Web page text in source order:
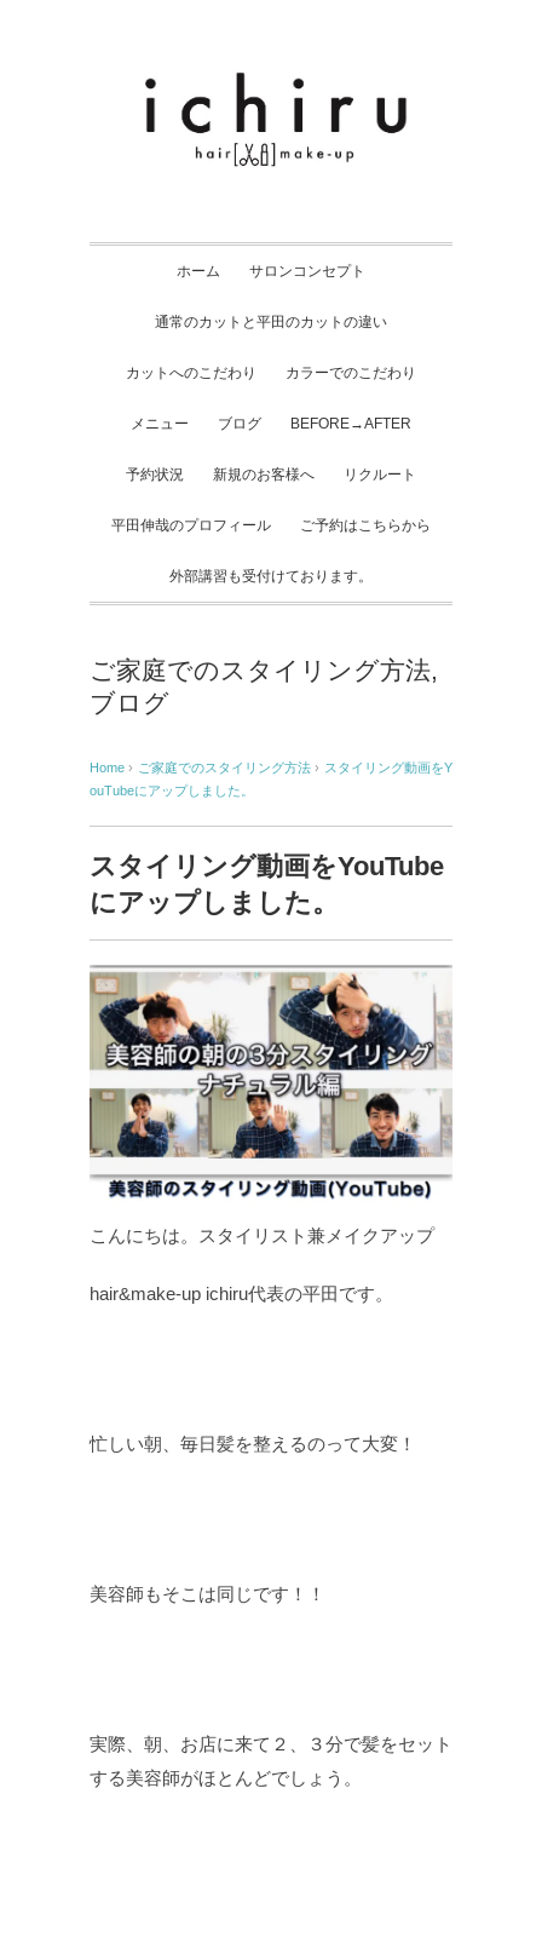
ホーム サロンコンセプト
通常のカットと平田のカットの違い
カットへのこだわり カラーでのこだわり
メニュー ブログ BEFORE→AFTER
予約状況 新規のお客様へ リクルート
平田伸哉のプロフィール ご予約はこちらから
外部講習も受付けております。
ご家庭でのスタイリング方法,
ブログ
Home › ご家庭でのスタイリング方法 › スタイリング動画をY
ouTubeにアップしました。
スタイリング動画をYouTube
にアップしました。
こんにちは。スタイリスト兼メイクアップ
hair&make-up ichiru代表の平田です。
忙しい朝、毎日髪を整えるのって大変！
美容師もそこは同じです！！
実際、朝、お店に来て２、３分で髪をセット
する美容師がほとんどでしょう。